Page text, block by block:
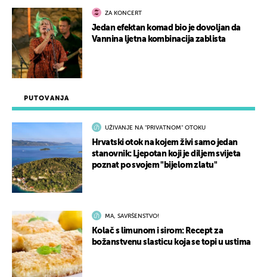
PUTOVANJA
UŽIVANJE NA "PRIVATNOM" OTOKU
Hrvatski otok na kojem živi samo jedan
stanovnik: Ljepotan koji je diljem svijeta
poznat po svojem "bijelom zlatu"
MA, SAVRŠENSTVO!
Kolač s limunom i sirom: Recept za
božanstvenu slasticu koja se topi u ustima
ZA KONCERT
Jedan efektan komad bio je dovoljan da
Vannina ljetna kombinacija zablista